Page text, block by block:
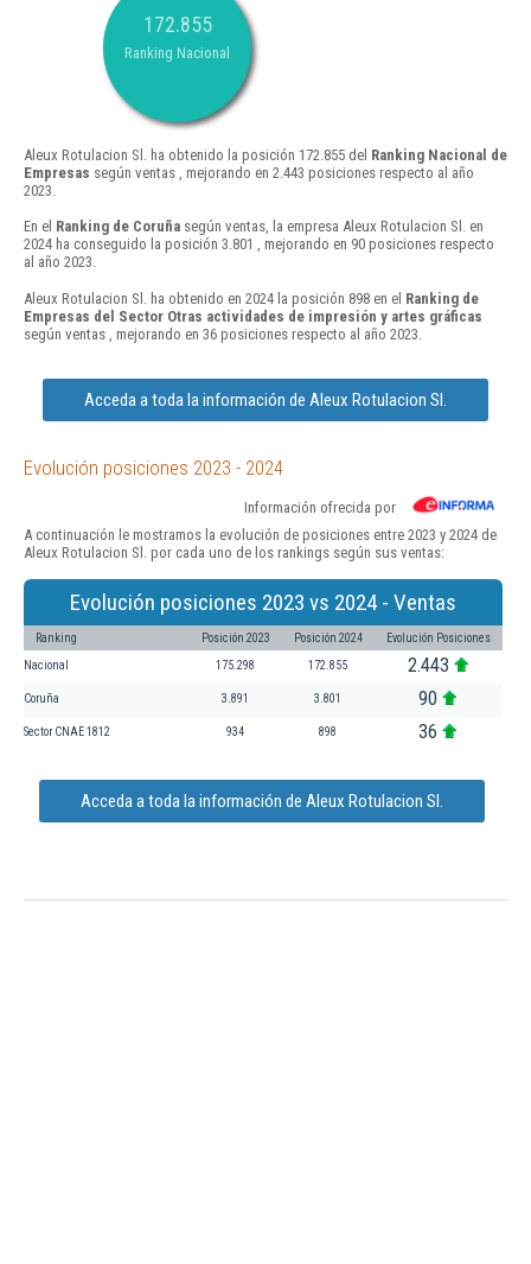
172.855
Ranking Nacional
Aleux Rotulacion Sl. ha obtenido la posición 172.855 del Ranking Nacional de
Empresas según ventas , mejorando en 2.443 posiciones respecto al año
2023.
En el Ranking de Coruña según ventas, la empresa Aleux Rotulacion Sl. en
2024 ha conseguido la posición 3.801 , mejorando en 90 posiciones respecto
al año 2023.
Aleux Rotulacion Sl. ha obtenido en 2024 la posición 898 en el Ranking de
Empresas del Sector Otras actividades de impresión y artes gráficas
según ventas , mejorando en 36 posiciones respecto al año 2023.
Acceda a toda la información de Aleux Rotulacion Sl.
Evolución posiciones 2023 - 2024
Información ofrecida por
A continuación le mostramos la evolución de posiciones entre 2023 y 2024 de
Aleux Rotulacion Sl. por cada uno de los rankings según sus ventas:
Evolución posiciones 2023 vs 2024 - Ventas
Ranking Posición 2023 Posición 2024 Evolución Posiciones
Nacional 175.298 172.855 2.443
Coruña 3.891 3.801 90
Sector CNAE 1812 934 898 36
Acceda a toda la información de Aleux Rotulacion Sl.